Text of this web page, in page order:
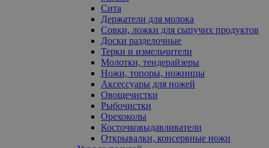
Сита
Держатели для молока
Совки, ложки для сыпучих продуктов
Доски разделочные
Терки и измельчители
Молотки, тендерайзеры
Ножи, топоры, ножницы
Аксессуары для ножей
Овощечистки
Рыбочистки
Орехоколы
Косточковыдавливатели
Открывалки, консервные ножи